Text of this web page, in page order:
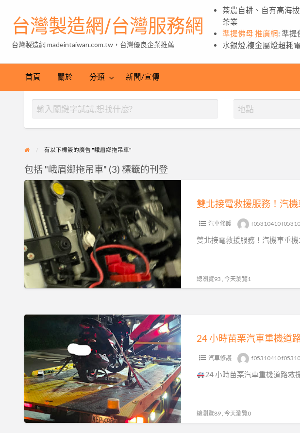
台灣製造網/台灣服務網
台灣製造網 madeintaiwan.com.tw，台灣優良企業推薦
茶農自耕、自有高海
茶業
準提佛母 推廣網: 準提
水銀燈,複金屬燈超耗
首頁 關於 分類 新聞/宣傳
有以下標簽的廣告 "峨眉鄉拖吊車"
包括 "峨眉鄉拖吊車" (3) 標籤的刊登
雙
北
接
電
救
援
服
務！
汽
車
24H
15
分
鐘
必
達
汽車修護 f05310410
雙北接電救援服務！汽機車重
總瀏覽93 , 今天瀏覽1
時
苗
栗
汽
車
重
機
汽車修護 f05310410
24 小時苗栗汽車重機道路救
總瀏覽89 , 今天瀏覽0